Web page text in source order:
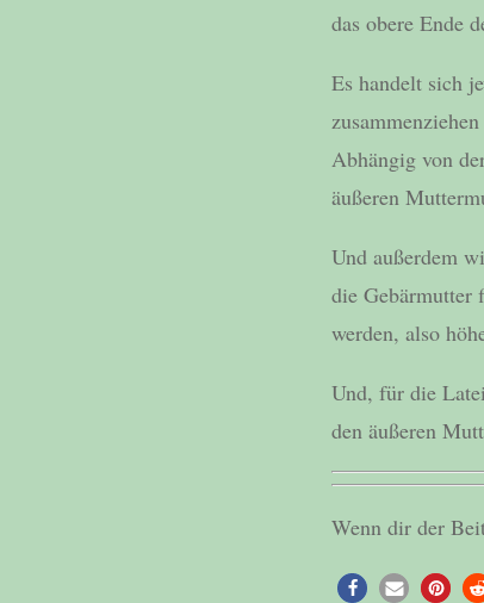
das obere Ende
Es handelt sich
Abhängig von
äußeren
Und außerdem
die Gebärmutter
werden, also
Und, für die
den äußeren
Wenn dir der